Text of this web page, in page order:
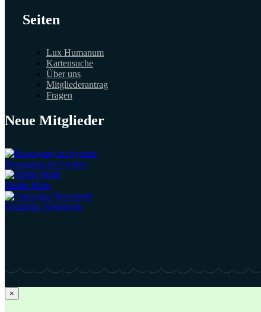
Seiten
Lux Humanum
Kartensuche
Über uns
Mitgliederantrag
Fragen
Neue Mitglieder
Bewegung im System
Sibille Muth
Franziska Neuenroth
×